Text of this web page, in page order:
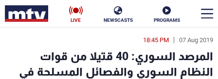
PROGRAMS
NEWSCASTS
LIVE
07 Aug 2019
18:45 PM
المرصد السوري: 40 قتيلا من قوات
النظام السوري والفصائل المسلحة في
en
الأخبار